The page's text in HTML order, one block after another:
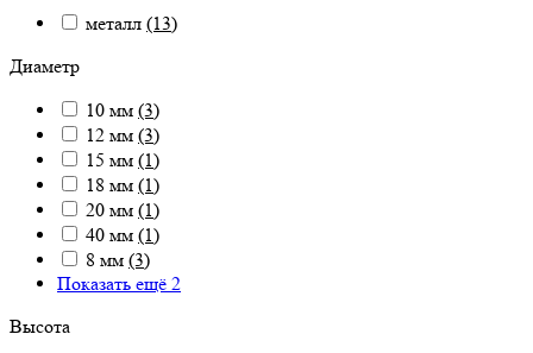
металл (13)
Диаметр
10 мм (3)
12 мм (3)
15 мм (1)
18 мм (1)
20 мм (1)
40 мм (1)
8 мм (3)
Показать ещё 2
Высота